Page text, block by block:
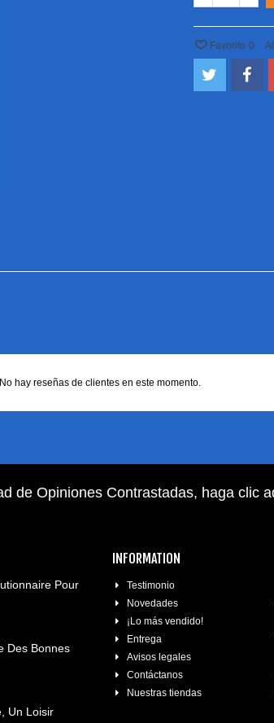
Favorito 0
No hay reseñas de clientes en este momento.
Pour
Des Bonnes
Un Loisir
INFORMATION
Testimonio
Novedades
¡Lo más vendido!
Entrega
Avisos legales
Contáctanos
Nuestras tiendas
de Opiniones Contrastadas, haga clic